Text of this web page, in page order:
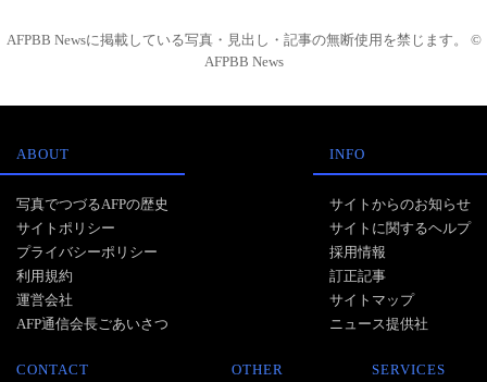
AFPBB Newsに掲載している写真・見出し・記事の無断使用を禁じます。 ©
AFPBB News
ABOUT
写真でつづるAFPの歴史
サイトポリシー
プライバシーポリシー
利用規約
運営会社
AFP通信会長ごあいさつ
INFO
サイトからのお知らせ
サイトに関するヘルプ
採用情報
訂正記事
サイトマップ
ニュース提供社
CONTACT OTHER SERVICES